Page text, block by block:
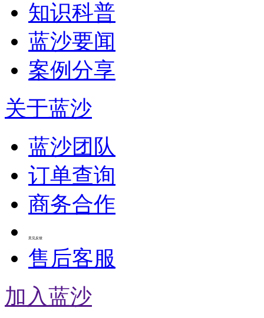
知识科普
蓝沙要闻
案例分享
关于蓝沙
蓝沙团队
订单查询
商务合作
意见反馈
售后客服
加入蓝沙